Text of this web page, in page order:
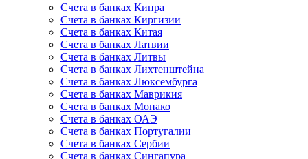
Счета в банках Кипра
Счета в банках Киргизии
Счета в банках Китая
Счета в банках Латвии
Счета в банках Литвы
Счета в банках Лихтенштейна
Счета в банках Люксембурга
Счета в банках Маврикия
Счета в банках Монако
Счета в банках ОАЭ
Счета в банках Португалии
Счета в банках Сербии
Счета в банках Сингапура